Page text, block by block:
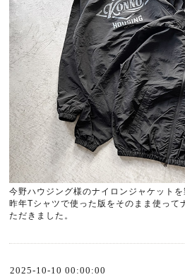
今野ハウジング様のナイロンジャケット
昨年Tシャツで使った版をそのまま使って
ただきました。
2025-10-10 00:00:00